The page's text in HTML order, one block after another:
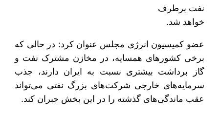
نفت برطرف
خواهد شد.
عضو کمیسیون انرژی مجلس عنوان کرد: در حالی که
برخی کشورهای همسایه، در مخازن مشترک نفت و
گاز برداشت بیشتری نسبت به ایران دارند، جذب
سرمایه‌‌های خارجی شرکت‌های بزرگ نفتی می‌تواند
عقب ماندگی‌های گذشته را در این بخش جبران کند.